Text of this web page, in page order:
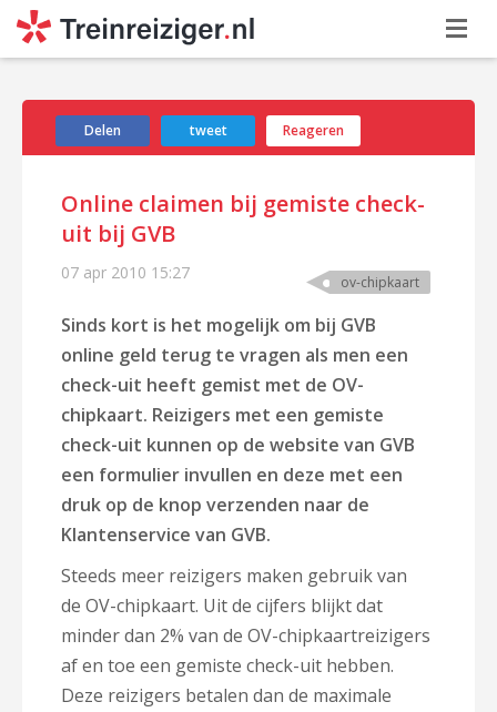
Delen tweet Reageren
Online claimen bij gemiste check-
uit bij GVB
07 apr 2010 15:27 ov-chipkaart
Sinds kort is het mogelijk om bij GVB
online geld terug te vragen als men een
check-uit heeft gemist met de OV-
chipkaart. Reizigers met een gemiste
check-uit kunnen op de website van GVB
een formulier invullen en deze met een
druk op de knop verzenden naar de
Klantenservice van GVB.
Steeds meer reizigers maken gebruik van
de OV-chipkaart. Uit de cijfers blijkt dat
minder dan 2% van de OV-chipkaartreizigers
af en toe een gemiste check-uit hebben.
Deze reizigers betalen dan de maximale